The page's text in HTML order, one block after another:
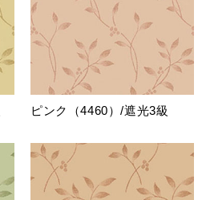
ピンク（4460）/遮光3級